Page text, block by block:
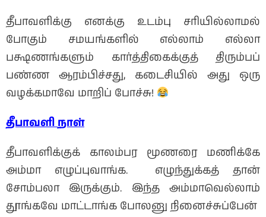
தீபாவளிக்கு எனக்கு உடம்பு சரியில்லாமல்
போகும் சமயங்களில் எல்லாம் எல்லா
பக்ஷணங்களும் கார்த்திகைக்குத் திரும்பப்
பண்ண ஆரம்பிச்சது, கடைசியில் அது ஒரு
வழக்கமாவே மாறிப் போச்சு!
தீபாவளிநாள்
தீபாவளிக்குக் காலம்பர மூணரை மணிக்கே
அம்மா எழுப்புவாங்க. எழுந்துக்கத் தான்
சோம்பலா இருக்கும். இந்த அம்மாவெல்லாம்
தூங்கவே மாட்டாங்க போலனு நினைச்சுப்பேன்